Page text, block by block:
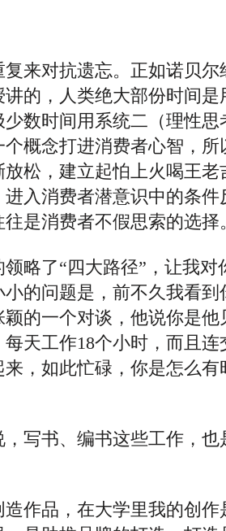
复来对抗遗忘。正如诺贝
的，人类绝大部份时间是
少数时间用系统二（理性
概念打进消费者心智，所
松，建立起怕上火喝王老
进入消费者潜意识中的条件
是消费者不假思索的选择
略了“四大路径”，让我对
的问题是，前不久我看到
的一个对谈，他说你是他
天工作18个小时，而且
，如此忙碌，你是怎么有
写书、编书这些工作，也
作品，在大学里我的创作